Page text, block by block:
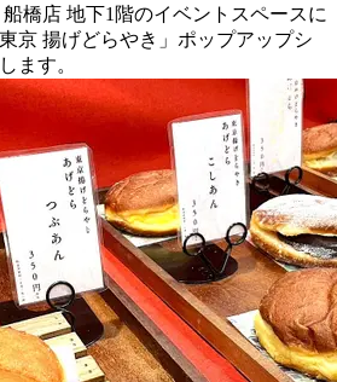
橋店 地下1階のイベントスペースに
京 揚げどらやき」ポップアップシ
ます。